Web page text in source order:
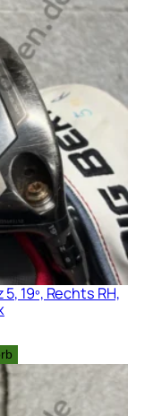
19º, Rechts RH,